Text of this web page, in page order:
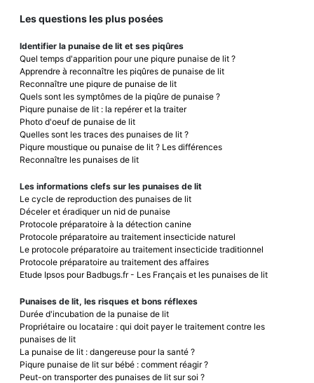
Les questions les plus posées
Identifier la punaise de lit et ses piqûres
Quel temps d'apparition pour une piqure punaise de lit ?
Apprendre à reconnaître les piqûres de punaise de lit
Reconnaître une piqure de punaise de lit
Quels sont les symptômes de la piqûre de punaise ?
Piqure punaise de lit : la repérer et la traiter
Photo d'oeuf de punaise de lit
Quelles sont les traces des punaises de lit ?
Piqure moustique ou punaise de lit ? Les différences
Reconnaître les punaises de lit
Les informations clefs sur les punaises de lit
Le cycle de reproduction des punaises de lit
Déceler et éradiquer un nid de punaise
Protocole préparatoire à la détection canine
Protocole préparatoire au traitement insecticide naturel
Le protocole préparatoire au traitement insecticide traditionnel
Protocole préparatoire au traitement des affaires
Etude Ipsos pour Badbugs.fr - Les Français et les punaises de lit
Punaises de lit, les risques et bons réflexes
Durée d'incubation de la punaise de lit
Propriétaire ou locataire : qui doit payer le traitement contre les
punaises de lit
La punaise de lit : dangereuse pour la santé ?
Piqure punaise de lit sur bébé : comment réagir ?
Peut-on transporter des punaises de lit sur soi ?